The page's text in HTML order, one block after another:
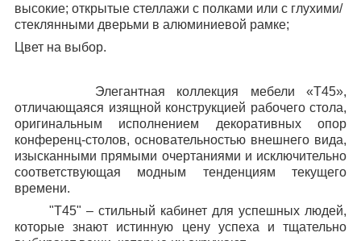
высокие; открытые стеллажи с полками или с глухими/
стеклянными дверьми в алюминиевой рамке;
Цвет на выбор.
Элегантная коллекция мебели «Т45»,
отличающаяся изящной конструкцией рабочего стола,
оригинальным исполнением декоративных опор
конференц-столов, основательностью внешнего вида,
изысканными прямыми очертаниями и исключительно
соответствующая модным тенденциям текущего
времени.
"Т45" – стильный кабинет для успешных людей,
которые знают истинную цену успеха и тщательно